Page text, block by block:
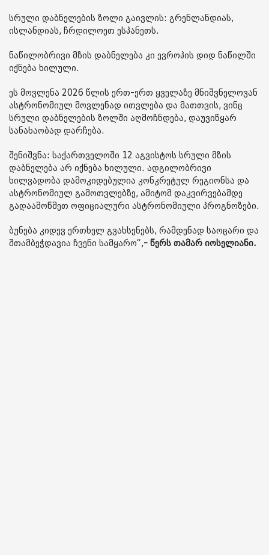
სრული დაბნელების ზოლი გაივლის: გრენლანდიას,
ისლანდიას, ჩრდილოეთ ესპანეთს.
ნაწილობრივი მზის დაბნელება კი ევროპის დიდ ნაწილში
იქნება ხილული.
ეს მოვლენა 2026 წლის ერთ-ერთ ყველაზე მნიშვნელოვან
ასტრონომიულ მოვლენად ითვლება და მათთვის, ვინც
სრული დაბნელების ზოლში აღმოჩნდება, დაუვიწყარ
სანახაობად დარჩება.
შენიშვნა: საქართველოში 12 აგვისტოს სრული მზის
დაბნელება არ იქნება ხილული. ადგილობრივი
ხილვადობა დამოკიდებულია კონკრეტულ რეგიონსა და
ასტრონომიულ გამოთვლებზე, ამიტომ დაკვირვებამდე
გადაამოწმეთ ოფიციალური ასტრონომიული პროგნოზები.
ბუნება კიდევ ერთხელ გვახსენებს, რამდენად საოცარი და
შთამბეჭდავია ჩვენი სამყარო“,- წერს თამარ იოსელიანი.